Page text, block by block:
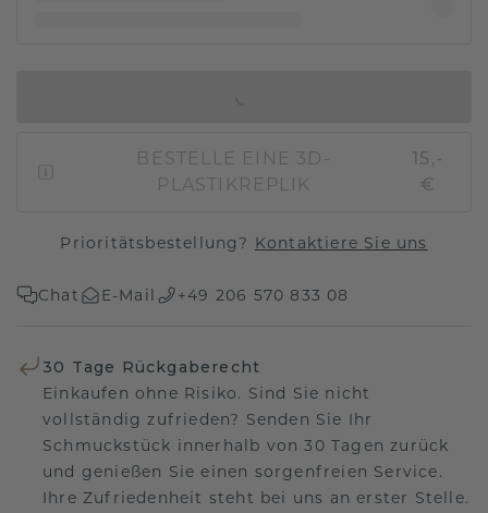
BESTELLE EINE 3D-
PLASTIKREPLIK
15,-
€
Prioritätsbestellung? Kontaktiere Sie uns
Chat E-Mail +49 206 570 833 08
30 Tage Rückgaberecht
Einkaufen ohne Risiko. Sind Sie nicht
vollständig zufrieden? Senden Sie Ihr
Schmuckstück innerhalb von 30 Tagen zurück
und genießen Sie einen sorgenfreien Service.
Ihre Zufriedenheit steht bei uns an erster Stelle.